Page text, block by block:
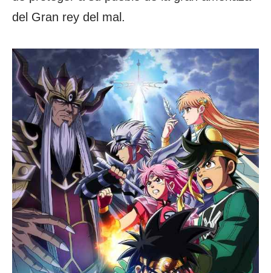
del Gran rey del mal.